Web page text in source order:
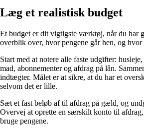
Læg et realistisk budget
Et budget er dit vigtigste værktøj, når du har
overblik over, hvor pengene går hen, og hvor
Start med at notere alle faste udgifter:
mad, abonnementer og afdrag på lån.
indtægter. Målet er at sikre, at du har et
selvom det er lille.
Sæt et fast beløb af til afdrag på gæld, og
Overvej at oprette en særskilt konto til
bruge pengene.